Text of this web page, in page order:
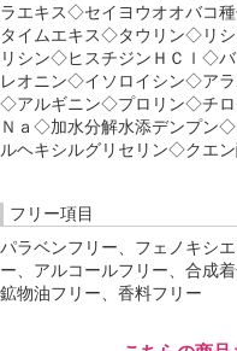
ラエキス◇セイヨウオオバコ
タイムエキス◇タウリン◇リ
リシン◇ヒスチジンＨＣｌ◇
レオニン◇イソロイシン◇ア
◇アルギニン◇プロリン◇チロ
Ｎａ◇加水分解水添デンプン
ルヘキシルグリセリン◇クエ
フリー項目
パラベンフリー、フェノキシ
ー、アルコールフリー、合成
鉱物油フリー、香料フリー